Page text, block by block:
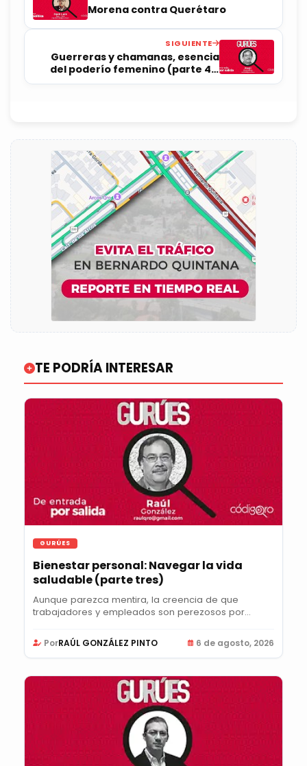
Morena contra Querétaro
SIGUIENTE
Guerreras y chamanas, esencia
del poderío femenino (parte 4 y
última)
TE PODRÍA INTERESAR
GURÚES
Bienestar personal: Navegar la vida
saludable (parte tres)
Aunque parezca mentira, la creencia de que
trabajadores y empleados son perezosos por
PorRAÚL GONZÁLEZ PINTO 6 de agosto, 2026